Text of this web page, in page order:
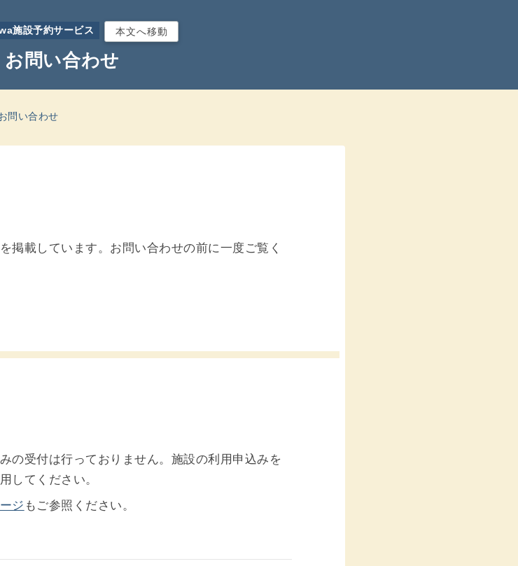
施設予約サービス 本文へ移動
お問い合わせ
問い合わせ
掲載しています。お問い合わせの前に一度ご覧く
の受付は行っておりません。施設の利用申込みを
してください。
ジ もご参照ください。